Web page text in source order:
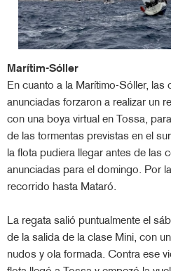
Marítim-Sóller
En cuanto a la Marítimo-Sóller,
anunciadas forzaron a realizar un
con una boya virtual en Tossa,
de las tormentas previstas en el
la flota pudiera llegar antes de las
anunciadas para el domingo. Por
recorrido hasta Mataró.
La regata salió puntualmente el
de la salida de la clase Mini, con
nudos y ola formada. Contra ese